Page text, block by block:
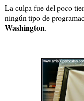
La culpa fue del poco
ningún tipo de
Washington.